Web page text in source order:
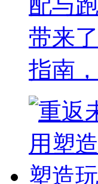
配与
带来
指南